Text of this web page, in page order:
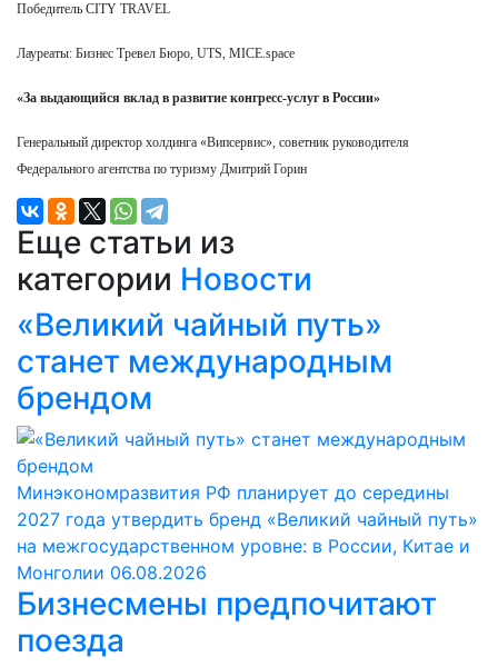
Победитель CITY TRAVEL
Лауреаты: Бизнес Тревел Бюро, UTS, MICE.space
«За выдающийся вклад в развитие конгресс-услуг в России»
Генеральный директор холдинга «Випсервис», советник руководителя
Федерального агентства по туризму Дмитрий Горин
Еще статьи из
категории Новости
«Великий чайный путь»
станет международным
брендом
Минэкономразвития РФ планирует до середины
2027 года утвердить бренд «Великий чайный путь»
на межгосударственном уровне: в России, Китае и
Монголии 06.08.2026
Бизнесмены предпочитают
поезда